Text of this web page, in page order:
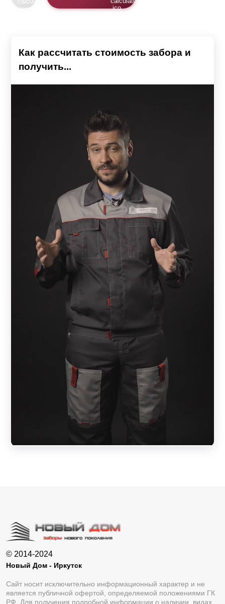
Как рассчитать стоимость забора и
получить...
© 2014-2024
Новый Дом - Иркутск
Сайт носит исключительно информационный характер и не
является публичной офертой, определяемой положениями ГК
РФ. Для получения подробной информации о наличии, видах,